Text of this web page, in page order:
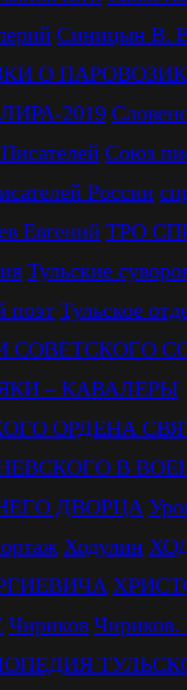
Синицын В.
О
2019
Союз
России
Евгений ТРО
Тульские
поэт Тульское
СОВЕТСКОГО
– КАВАЛЕРЫ
ОРДЕНА
В
ДВОРЦА
Ходулин
Чириков Чириков.